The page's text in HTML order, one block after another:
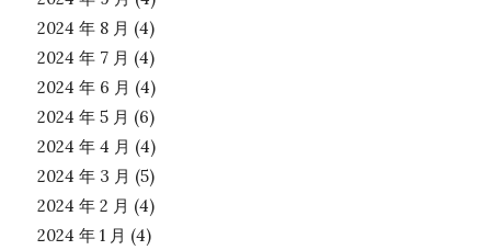
2024 年 8 月 (4)
2024 年 7 月 (4)
2024 年 6 月 (4)
2024 年 5 月 (6)
2024 年 4 月 (4)
2024 年 3 月 (5)
2024 年 2 月 (4)
2024 年 1 月 (4)